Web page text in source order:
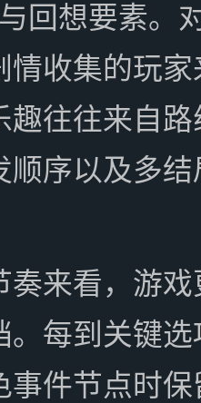
回想要素。
情收集的玩
趣往往来自路
顺序以及多
奏来看，游
。每到关键
事件节点时